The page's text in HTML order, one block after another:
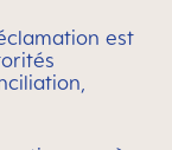
est